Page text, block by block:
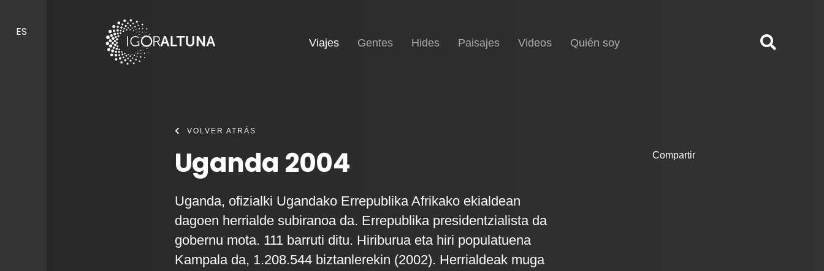
ES
Inicio
Viajes(current)
Gentes Hides Paisajes Videos Quién soy
VOLVER ATRÁS
Uganda 2004
Uganda, ofizialki Ugandako Errepublika Afrikako ekialdean
dagoen herrialde subiranoa da. Errepublika presidentzialista da
gobernu mota. 111 barruti ditu. Hiriburua eta hiri populatuena
Kampala da, 1.208.544 biztanlerekin (2002). Herrialdeak muga
Compartir